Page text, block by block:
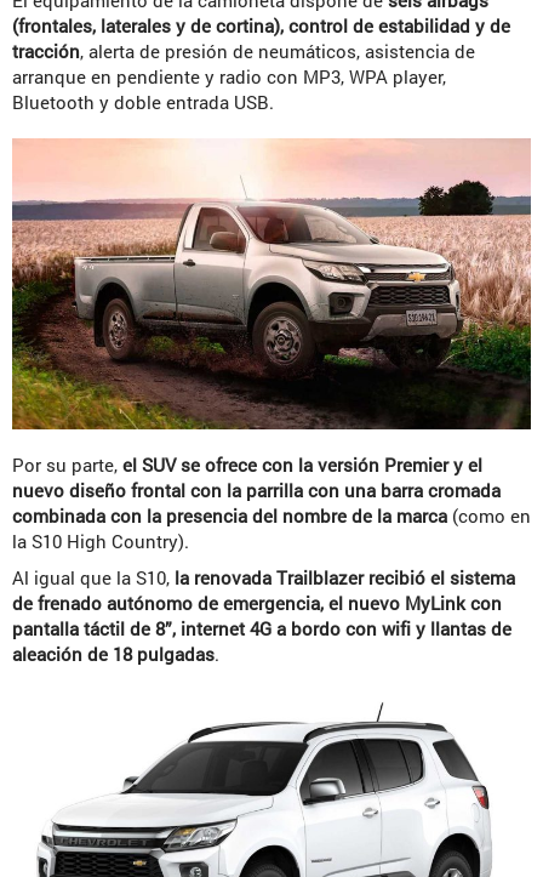
(frontales, laterales y de cortina), control de estabilidad y de
tracción, alerta de presión de neumáticos, asistencia de
arranque en pendiente y radio con MP3, WPA player,
Bluetooth y doble entrada USB.
Por su parte, el SUV se ofrece con la versión Premier y el
nuevo diseño frontal con la parrilla con una barra cromada
combinada con la presencia del nombre de la marca (como en
la S10 High Country).
Al igual que la S10, la renovada Trailblazer recibió el sistema
de frenado autónomo de emergencia, el nuevo MyLink con
pantalla táctil de 8”, internet 4G a bordo con wifi y llantas de
aleación de 18 pulgadas.